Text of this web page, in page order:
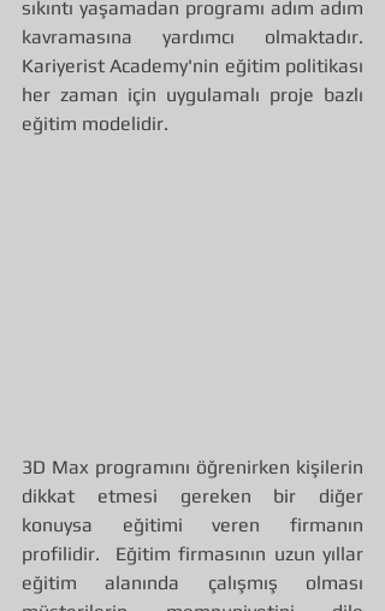
sıkıntı yaşamadan programı adım adım
kavramasına yardımcı olmaktadır.
Kariyerist Academy'nin eğitim politikası
her zaman için uygulamalı proje bazlı
eğitim modelidir.
3D Max programını öğrenirken kişilerin
dikkat etmesi gereken bir diğer
konuysa eğitimi veren firmanın
profilidir.  Eğitim firmasının uzun yıllar
eğitim alanında çalışmış olması